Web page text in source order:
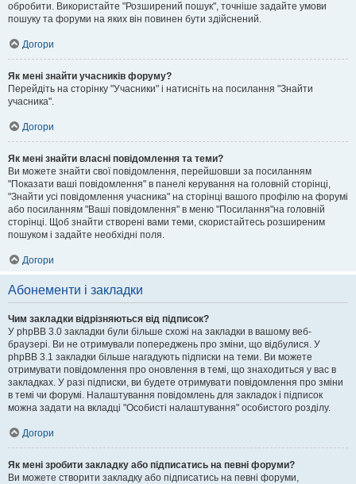
обробити. Використайте "Розширений пошук", точніше задайте умови
пошуку та форуми на яких він повинен бути здійснений.
Догори
Як мені знайти учасників форуму?
Перейдіть на сторінку "Учасники" і натисніть на посилання "Знайти
учасника".
Догори
Як мені знайти власні повідомлення та теми?
Ви можете знайти свої повідомлення, перейшовши за посиланням
"Показати ваші повідомлення" в панелі керування на головній сторінці,
"Знайти усі повідомлення учасника" на сторінці вашого профілю на форумі
або посиланням "Ваші повідомлення" в меню "Посилання"на головній
сторінці. Щоб знайти створені вами теми, скористайтесь розширеним
пошуком і задайте необхідні поля.
Догори
Абонементи і закладки
Чим закладки відрізняються від підписок?
У phpBB 3.0 закладки були більше схожі на закладки в вашому веб-
браузері. Ви не отримували попереджень про зміни, що відбулися. У
phpBB 3.1 закладки більше нагадують підписки на теми. Ви можете
отримувати повідомлення про оновлення в темі, що знаходиться у вас в
закладках. У разі підписки, ви будете отримувати повідомлення про зміни
в темі чи форумі. Налаштування повідомлень для закладок і підписок
можна задати на вкладці "Особисті налаштування" особистого розділу.
Догори
Як мені зробити закладку або підписатись на певні форуми?
Ви можете створити закладку або підписатись на певні форуми,